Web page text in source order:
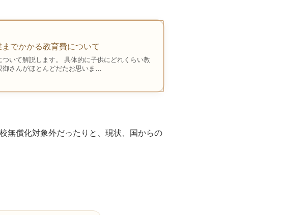
でかかる教育費について
いて解説します。 具体的に子供にどれくらい教
御さんがほとんどだたお思いま…
無償化対象外だったりと、現状、国からの